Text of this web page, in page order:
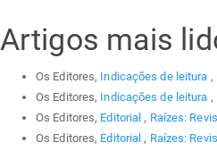
Artigos mais
Os Editores, Indicações de leitura ,
Os Editores, Indicações de leitura ,
Os Editores, Editorial, Raízes:
Os Editores, Editorial, Raízes: